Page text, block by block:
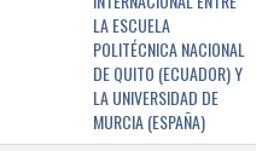
LA ESCUELA
POLITÉCNICA NACIONAL
DE QUITO (ECUADOR) Y
LA UNIVERSIDAD DE
MURCIA (ESPAÑA)